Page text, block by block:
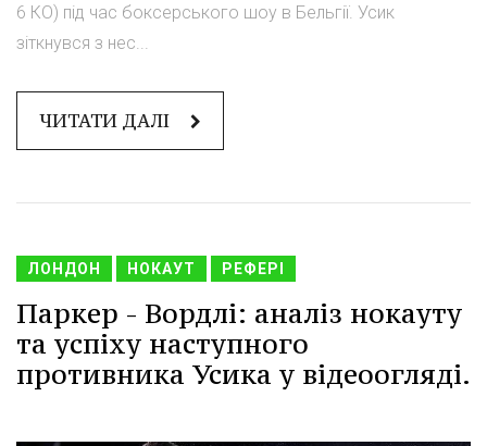
6 КО) під час боксерського шоу в Бельгії. Усик
зіткнувся з нес...
ЧИТАТИ ДАЛІ
ЛОНДОН НОКАУТ РЕФЕРІ
Паркер - Вордлі: аналіз нокауту
та успіху наступного
противника Усика у відеоогляді.